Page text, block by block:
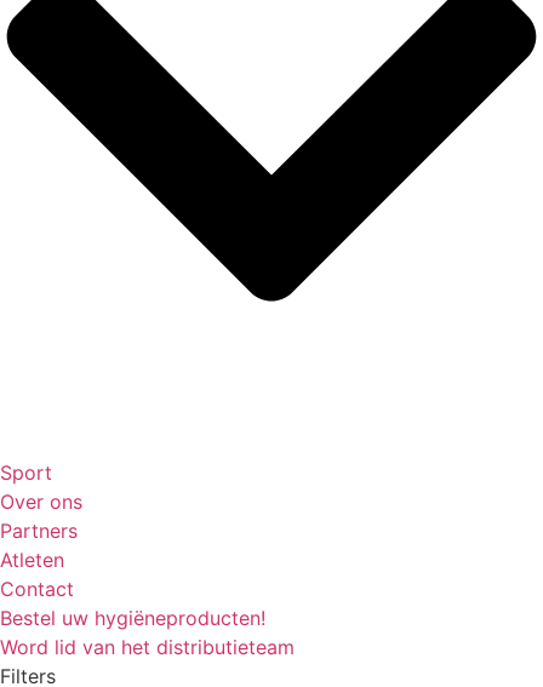
Sport
Over ons
Partners
Atleten
Contact
Bestel uw hygiëneproducten!
Word lid van het distributieteam
Filters